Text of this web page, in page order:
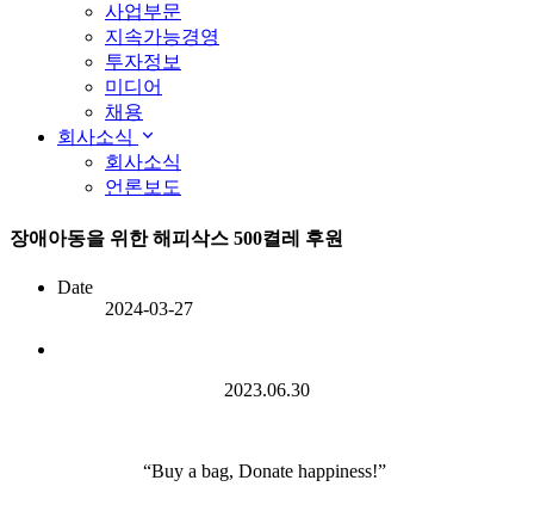
사업부문
지속가능경영
투자정보
미디어
채용
회사소식
회사소식
언론보도
장애아동을 위한 해피삭스 500켤레 후원
Date
2024-03-27
2023.06.30
“Buy a bag, Donate happiness!”